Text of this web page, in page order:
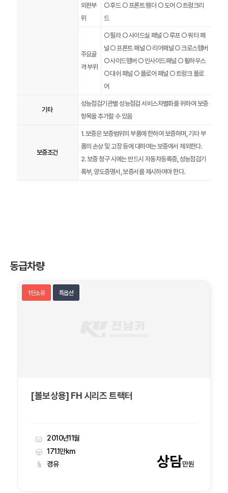
외판부
위
○ 후드 ○ 프론트 휀더 ○ 도어 ○ 트렁크리
드
주요골
격 부위
○ 필라 ○ 사이드실 패널 ○ 루프 ○ 쿼터 패
널 ○ 프론트 패널 ○ 리어패널 ○ 크로스맴버
○ 사이드맴버 ○ 인사이드패널 ○ 휠하우스
○ 대쉬 패널 ○ 플로어 패널 ○ 트렁크 플로
어
기타
성능점검기관별 성능점검 서비스차별화를 위하여 보증
항목을 추가할 수 있음
보증조건
1. 보증은 보증범위의 부품에 한하여 보증하며, 기타 부
품의 손상 및 고장 등에 대하여는 보증에서 제외한다.
2. 보증 청구 시에는 반드시 자동차등록증, 성능점검기
록부, 양도증명서, 보증서를 제시하여야 한다.
동급차량
1인소유 특옵션
[볼보상용] FH 시리즈 트랙터
2010년11월
171.1만km
경유
상담만원